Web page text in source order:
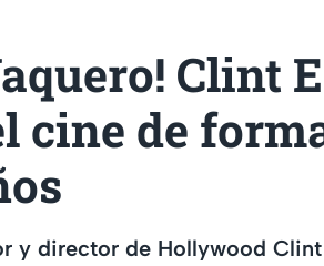
Clint
cine de
y director de Hollywood